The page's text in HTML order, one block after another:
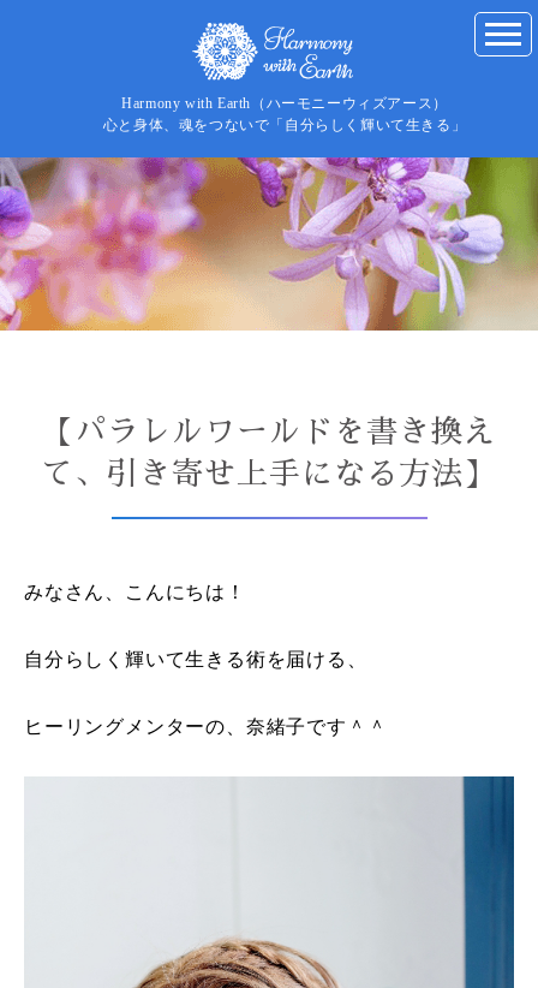
Harmony with Earth（ハーモニーウィズアース）
心と身体、魂をつないで「自分らしく輝いて生きる」
【パラレルワールドを書き換え
て、引き寄せ上手になる方法】
みなさん、こんにちは ！
自分らしく輝いて生きる術を届ける、
ヒーリングメンターの、奈緒子です＾＾